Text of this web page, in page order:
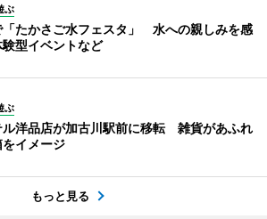
ぶ
「たかさご水フェスタ」 水への親しみを感
験型イベントなど
ぶ
ル洋品店が加古川駅前に移転 雑貨があふれ
をイメージ
もっと見る